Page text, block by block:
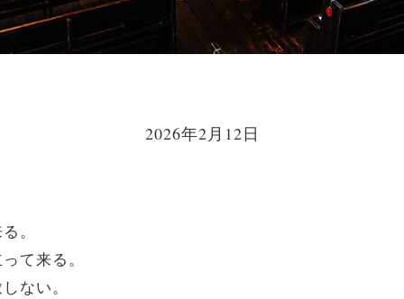
2026年2月12日
。
て来る。
ない。